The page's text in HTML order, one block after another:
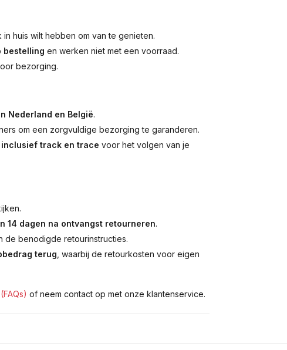
huis wilt hebben om van te genieten.
bestelling en werken niet met een voorraad.
bezorging.
Nederland en België.
om een zorgvuldige bezorging te garanderen.
track en trace voor het volgen van je
14 dagen na ontvangst retourneren.
de benodigde retourinstructies.
terug , waarbij de retourkosten voor eigen
of neem contact op met onze klantenservice.